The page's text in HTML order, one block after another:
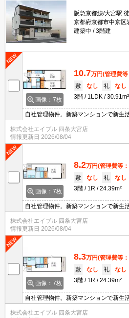
阪急京都線/大宮駅
京都府京都市中京区
建築中
3階建
画像：7枚
10.7万円(管理費
敷
なし 礼
なし
3階
1LDK 30.91m²
自社管理物件。新築マンションで新生
す!。高速インターネット無料。光ファ
H調理器2口付き。温水洗浄便座付き
195m。
株式会社エイブル 四条大宮店
情報更新日 2026/08/04
画像：7枚
8.2万円(管理費等
敷
なし 礼
なし
3階
1R 24.39m²
自社管理物件。新築マンションで新生
す!。高速インターネット無料。光ファ
温水洗浄便座付き。IH調理器2口付き
へ195m。
株式会社エイブル 四条大宮店
情報更新日 2026/08/04
画像：7枚
8.3万円(管理費等
敷
なし 礼
なし
3階
1R 24.39m²
自社管理物件。新築マンションで新生
す!。高速インターネット無料。光ファ
温水洗浄便座付き。独立洗面台が便利
株式会社エイブル 四条大宮店